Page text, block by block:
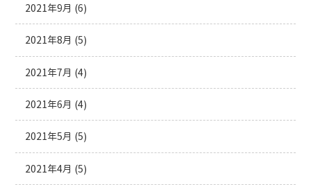
2021年9月 (6)
2021年8月 (5)
2021年7月 (4)
2021年6月 (4)
2021年5月 (5)
2021年4月 (5)